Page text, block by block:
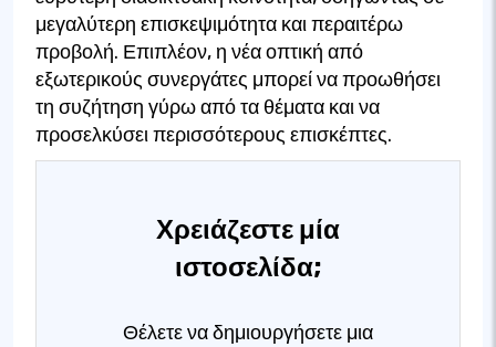
μεγαλύτερη επισκεψιμότητα και περαιτέρω
προβολή. Επιπλέον, η νέα οπτική από
εξωτερικούς συνεργάτες μπορεί να προωθήσει
τη συζήτηση γύρω από τα θέματα και να
προσελκύσει περισσότερους επισκέπτες.
Χρειάζεστε μία
ιστοσελίδα;
Θέλετε να δημιουργήσετε μια